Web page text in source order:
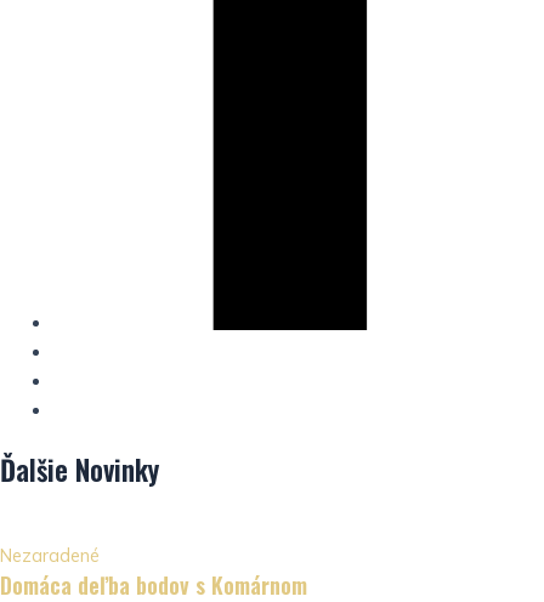
Ďalšie Novinky
Nezaradené
Domáca deľba bodov s Komárnom